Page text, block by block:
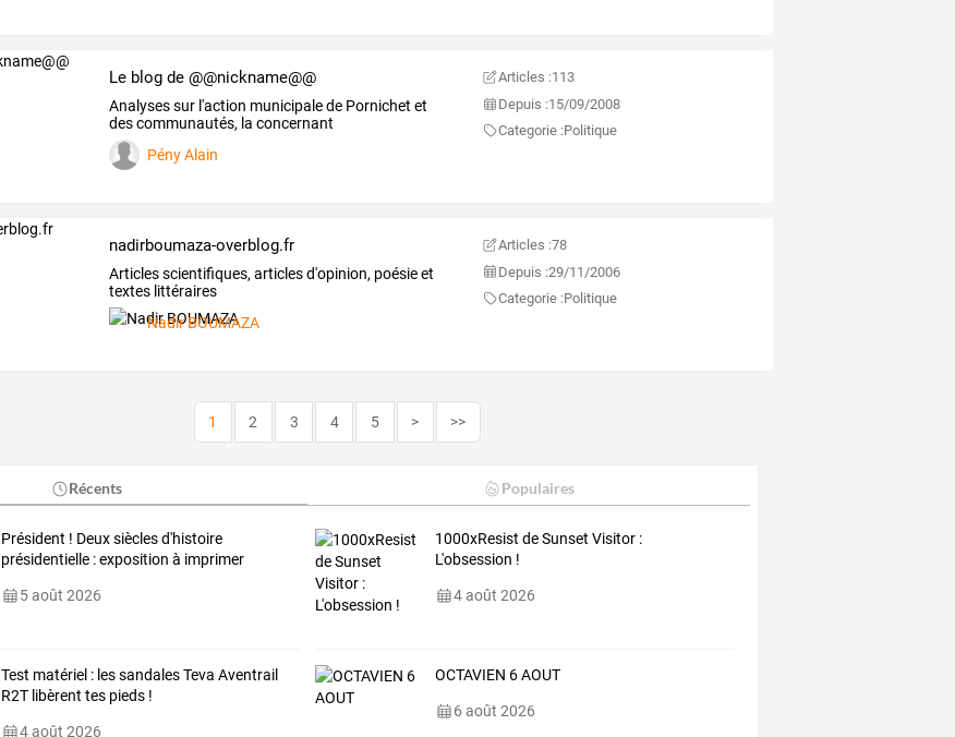
Le blog de @@nickname@@
Analyses sur l'action municipale de Pornichet et
des communautés, la concernant
Pény Alain
Articles :113
Depuis :15/09/2008
Categorie :Politique
nadirboumaza-overblog.fr
Articles scientifiques, articles d'opinion, poésie et
textes littéraires
Nadir BOUMAZA
Articles :78
Depuis :29/11/2006
Categorie :Politique
1 2 3 4 5 > >>
Récents Populaires
Président ! Deux siècles d'histoire
présidentielle : exposition à imprimer
5 août 2026
1000xResist de Sunset Visitor :
L'obsession !
4 août 2026
Test matériel : les sandales Teva Aventrail
R2T libèrent tes pieds !
4 août 2026
OCTAVIEN 6 AOUT
6 août 2026